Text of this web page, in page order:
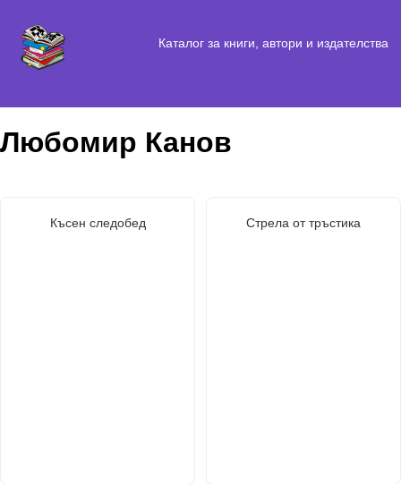
Каталог за книги, автори и издателства
Любомир Канов
Късен следобед Стрела от тръстика